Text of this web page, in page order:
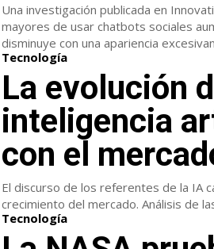
Una investigación publicada en
mayores de usar chatbots sociales
disminuye con una apariencia
Tecnología
La evolución
inteligencia
con el
El discurso de los referentes de la IA
crecimiento del mercado. Análisis de
Tecnología